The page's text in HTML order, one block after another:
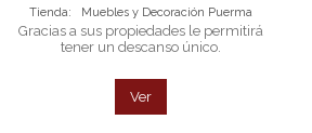
Tienda: Muebles y Decoración Puerma
Gracias a sus propiedades le permitirá
tener un descanso único.
Ver